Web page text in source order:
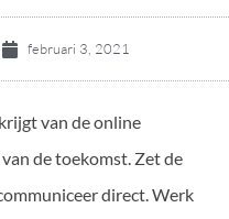
februari 3, 2021
van de online
de toekomst. Zet de
direct. Werk